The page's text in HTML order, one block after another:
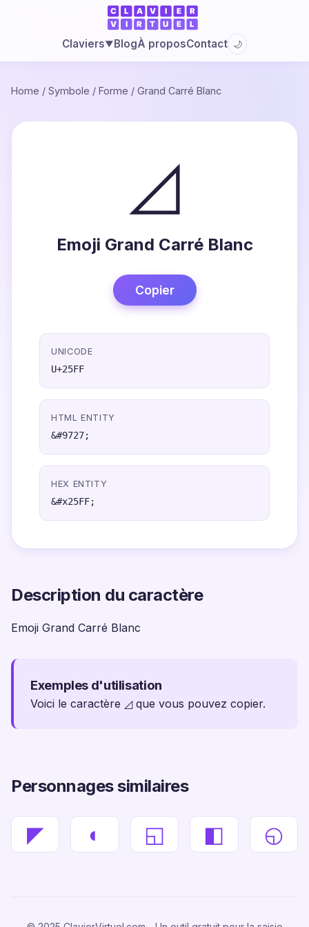
Claviers▼BlogÀ proposContact 🌙
Home / Symbole / Forme / Grand Carré Blanc
◿
Emoji Grand Carré Blanc
Copier
UNICODE
U+25FF
HTML ENTITY
&#9727;
HEX ENTITY
&#x25FF;
Description du caractère
Emoji Grand Carré Blanc
Exemples d'utilisation
Voici le caractère ◿ que vous pouvez copier.
Personnages similaires
◤ ◐ ◱ ◧ ◵